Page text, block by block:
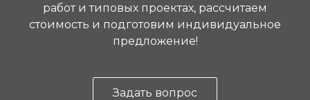
работ и типовых проектах, рассчитаем
стоимость и подготовим индивидуальное
предложение!
Задать вопрос